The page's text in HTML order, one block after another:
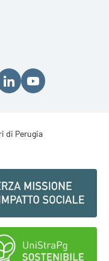
di Perugia